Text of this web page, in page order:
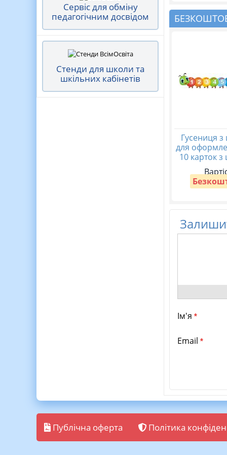
Сервіс для обміну
педагогічним досвідом
Стенди для школи та
шкільних кабінетів
Гусениця
для
10 карток
Ім'я *
Email *
Публічна оферта Політика